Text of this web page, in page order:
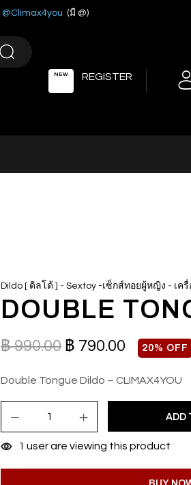
@Climax4you (มี @)
NEW REGISTER
Dildo [ ดิลโด้ ] -Sextoy -เซ็กส์ทอยผู้หญิง - เค
DOUBLE
฿990.00 ฿ 790.00 20% OFF
Double Tongue Dildo – CLIMAX4YOU
ADD
1 user are viewing this product